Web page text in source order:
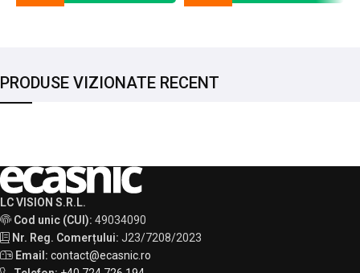
PRODUSE VIZIONATE RECENT
LC VISION S.R.L.
Cod unic (CUI): 49034090
Nr. Reg. Comerțului: J23/7208/2023
Email: contact@ecasnic.ro